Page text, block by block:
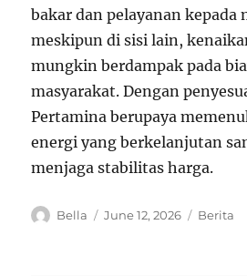
bakar dan pelayanan kepada
meskipun di sisi lain,
mungkin berdampak pada
masyarakat. Dengan
Pertamina berupaya
energi yang berkelanjutan
menjaga stabilitas harga.
A
Bella
P
June 12, 2026
C
Berita